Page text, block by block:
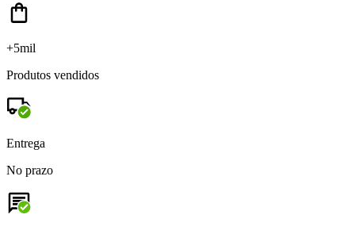
+5mil
Produtos vendidos
Entrega
No prazo